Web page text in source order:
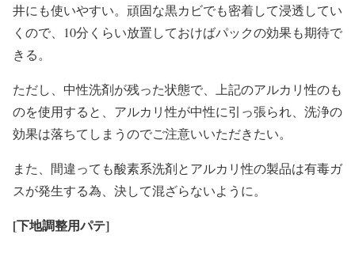
井にも使いやすい。頑固な黒カビでも密着して浸透してい
くので、10分くらい放置しておけばパックの効果も期待で
きる。
ただし、中性洗剤が残った状態で、上記のアルカリ性のも
のを使用すると、アルカリ性が中性に引っ張られ、洗浄の
効果は落ちてしまうのでご注意いいただきたい。
また、間違っても酸素系洗剤とアルカリ性の製品は有毒ガ
スが発生する為、決して混ざらないように。
[下地調整用パテ]